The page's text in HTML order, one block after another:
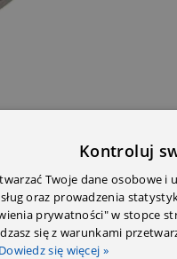
DODATKOWEOPINIE
Kontroluj
Twoje dane osobowe i
oraz prowadzenia
prywatności" w stopce
się z warunkami
Dowiedz się więcej »